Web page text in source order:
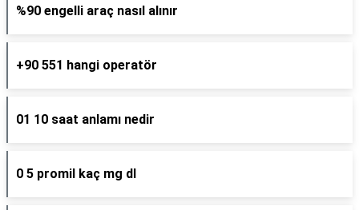
%90 engelli araç nasıl alınır
+90 551 hangi operatör
01 10 saat anlamı nedir
0 5 promil kaç mg dl